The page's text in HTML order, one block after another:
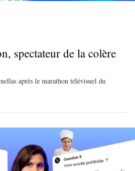
spectateur de la colère
après le marathon télévisuel du